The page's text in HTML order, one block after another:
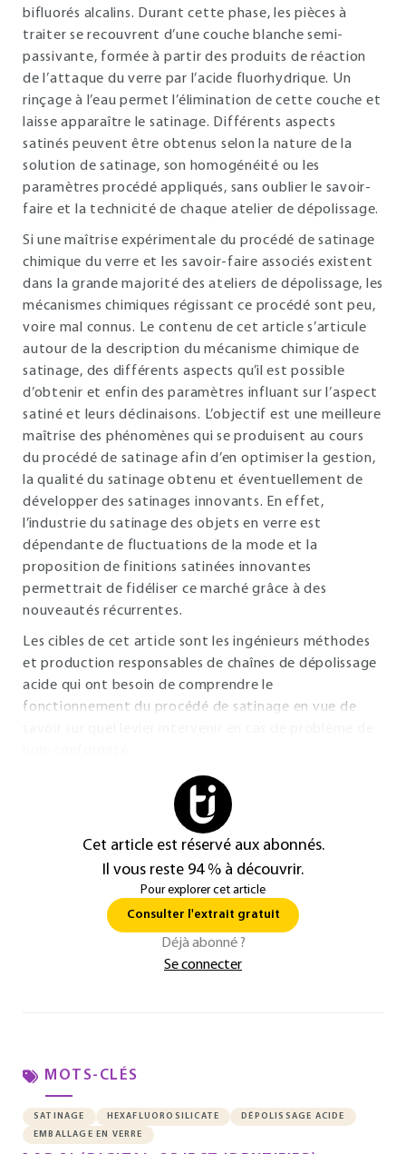
bifluorés alcalins. Durant cette phase, les pièces à
traiter se recouvrent d’une couche blanche semi-
passivante, formée à partir des produits de réaction
de l’attaque du verre par l’acide fluorhydrique. Un
rinçage à l’eau permet l’élimination de cette couche et
laisse apparaître le satinage. Différents aspects
satinés peuvent être obtenus selon la nature de la
solution de satinage, son homogénéité ou les
paramètres procédé appliqués, sans oublier le savoir-
faire et la technicité de chaque atelier de dépolissage.
Si une maîtrise expérimentale du procédé de satinage
chimique du verre et les savoir-faire associés existent
dans la grande majorité des ateliers de dépolissage, les
mécanismes chimiques régissant ce procédé sont peu,
voire mal connus. Le contenu de cet article s’articule
autour de la description du mécanisme chimique de
satinage, des différents aspects qu’il est possible
d’obtenir et enfin des paramètres influant sur l’aspect
satiné et leurs déclinaisons. L’objectif est une meilleure
maîtrise des phénomènes qui se produisent au cours
du procédé de satinage afin d’en optimiser la gestion,
la qualité du satinage obtenu et éventuellement de
développer des satinages innovants. En effet,
l’industrie du satinage des objets en verre est
dépendante de fluctuations de la mode et la
proposition de finitions satinées innovantes
permettrait de fidéliser ce marché grâce à des
nouveautés récurrentes.
Les cibles de cet article sont les ingénieurs méthodes
et production responsables de chaînes de dépolissage
acide qui ont besoin de comprendre le
fonctionnement du procédé de satinage en vue de
Cet article est réservé aux abonnés.
Il vous reste 94 % à découvrir.
Pour explorer cet article
Consulter l'extrait gratuit
Déjà abonné ?
Se connecter
MOTS-CLÉS
SATINAGE HEXAFLUOROSILICATE
DÉPOLISSAGE ACIDE
EMBALLAGE EN VERRE